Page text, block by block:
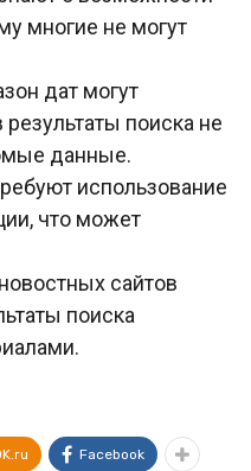
многие не могут
дат могут
результаты поиска не
данные.
использование
что может
сайтов
поиска
Facebook